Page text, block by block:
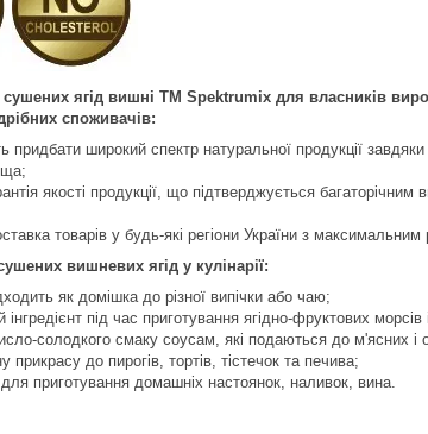
сушених ягід вишні ТМ Spektrumix для власників
споживачів:
придбати широкий спектр натуральної продукції
якості продукції, що підтверджується
товарів у будь-які регіони України з максимальним
вишневих ягід у кулінарії:
як домішка до різної випічки або чаю;
інгредієнт під час приготування ягідно-фруктових морсів
солодкого смаку соусам, які подаються до м'ясних і
прикрасу до пирогів, тортів, тістечок та печива;
приготування домашніх настоянок, наливок, вина.